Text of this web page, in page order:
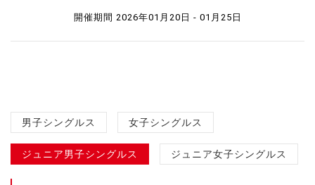
開催期間 2026年01月20日 - 01月25日
男子シングルス 女子シングルス
ジュニア男子シングルス ジュニア女子シングルス